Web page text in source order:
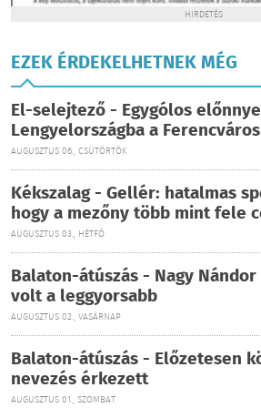
HIRDETÉS
EZEK ÉRDEKELHETNEK MÉG
El-selejtező - Egygólos
Lengyelországba a Ferencváros
AUGUSZTUS 06., CSÜTÖRTÖK
Kékszalag - Gellér: hatalmas
hogy a mezőny több mint fele
AUGUSZTUS 03., HÉTFŐ
Balaton-átúszás - Nagy
volt a leggyorsabb
AUGUSZTUS 02., VASÁRNAP
Balaton-átúszás - Előzetesen
nevezés érkezett
AUGUSZTUS 01., SZOMBAT